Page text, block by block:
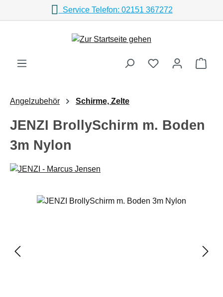
Zum Hauptinhalt springenService Telefon: 02151 367272
Angelzubehör Schirme, Zelte
JENZI BrollySchirm m. Boden
3m Nylon
Bildergalerie überspringen